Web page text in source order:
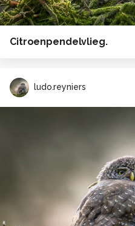
Citroenpendelvlieg.
ludo.reyniers